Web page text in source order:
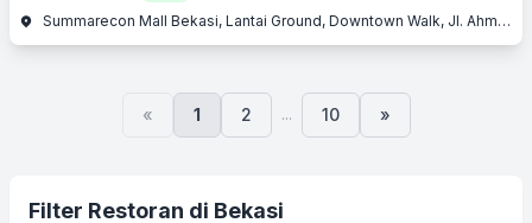
Summarecon Mall Bekasi, Lantai Ground, Downtown Walk, Jl. Ahmad Yani, Bekasi Utara, Bekasi, Jawa Barat
« 1 2 ... 10 »
Filter Restoran di Bekasi